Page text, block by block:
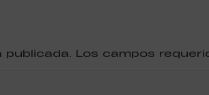
Los campos